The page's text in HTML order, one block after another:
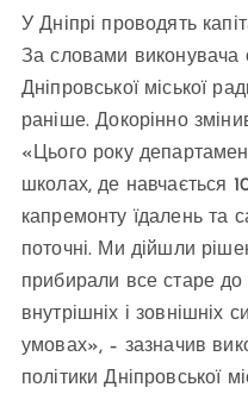
У Дніпрі проводять
За словами виконувача
Дніпровської міської
раніше. Докорінно
«Цього року
школах, де навчається
капремонту їдалень та
поточні. Ми дійшли
прибирали все старе до
внутрішніх і зовнішніх
умовах», – зазначив
політики Дніпровської